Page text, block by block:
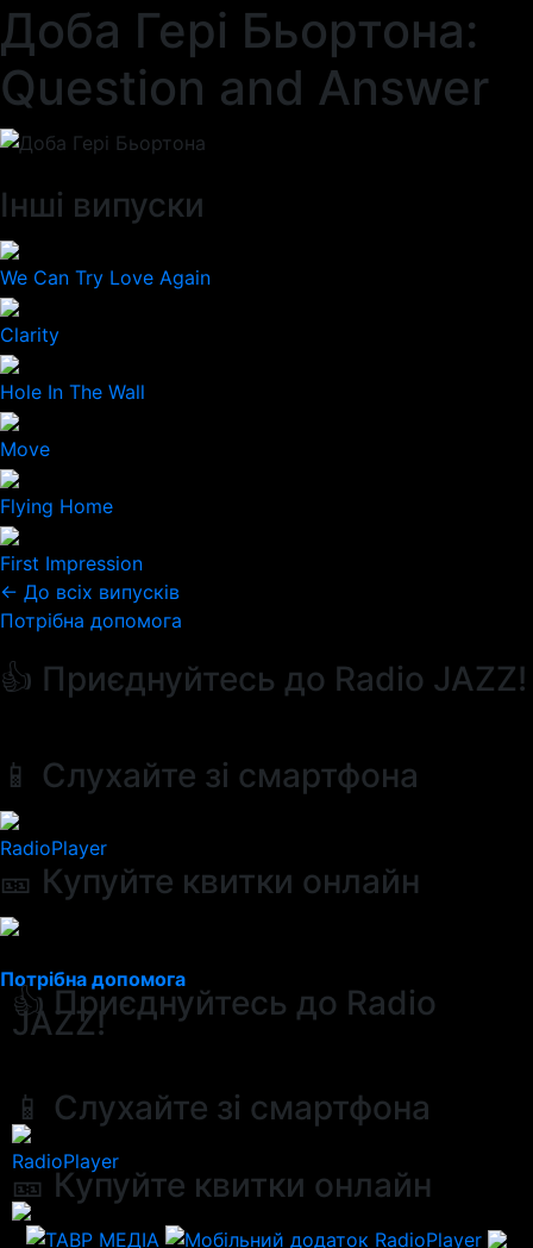
Доба Гері Бьортона:
Question and Answer
Інші випуски
We Can Try Love Again
Clarity
Hole In The Wall
Move
Flying Home
First Impression
← До всіх випусків
Потрібна допомога
👍 Приєднуйтесь до Radio JAZZ!
📱 Слухайте зі смартфона
RadioPlayer
🎫 Купуйте квитки онлайн
Потрібна допомога
👍 Приєднуйтесь до Radio
JAZZ!
📱 Слухайте зі смартфона
RadioPlayer
🎫 Купуйте квитки онлайн